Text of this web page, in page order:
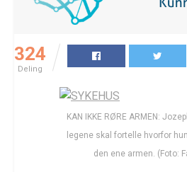
324
Deling
KAN IKKE RØRE ARMEN:
legene skal fortelle hvorfor
den ene armen. (Foto: